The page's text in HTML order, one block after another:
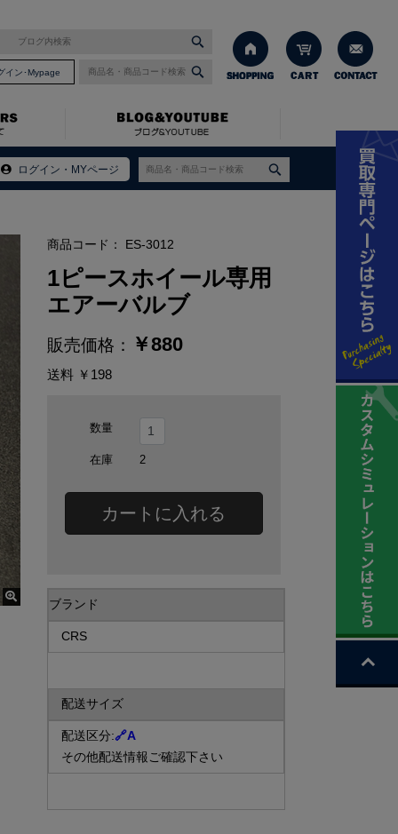
イン･Mypage
ログイン・MYページ
商品コード： ES-3012
1ピースホイール専用
エアーバルブ
販売価格： ￥880
送料 ￥198
数量
在庫 2
カートに入れる
ブランド
CRS
配送サイズ
配送区分:🔗A
その他配送情報ご確認下さい